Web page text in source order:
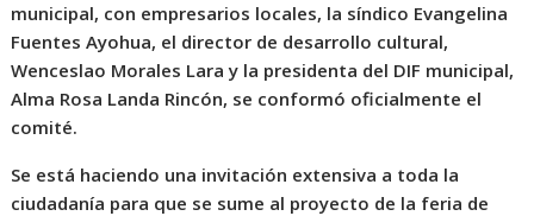
municipal, con empresarios locales, la síndico Evangelina
Fuentes Ayohua, el director de desarrollo cultural,
Wenceslao Morales Lara y la presidenta del DIF municipal,
Alma Rosa Landa Rincón, se conformó oficialmente el
comité.
Se está haciendo una invitación extensiva a toda la
ciudadanía para que se sume al proyecto de la feria de